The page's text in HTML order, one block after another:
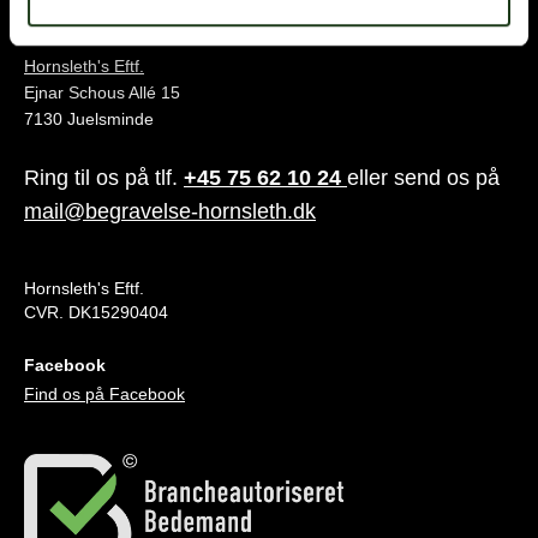
Hornsleth's Eftf.
Ejnar Schous Allé 15
7130 Juelsminde
Ring til os på tlf. +45 75 62 10 24 eller send os på
mail@begravelse-hornsleth.dk
Hornsleth's Eftf.
CVR. DK15290404
Facebook
Find os på Facebook